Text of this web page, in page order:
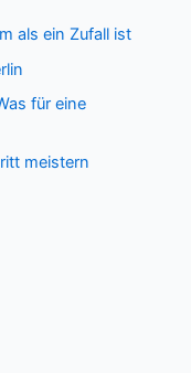
als ein Zufall ist
für eine
meistern